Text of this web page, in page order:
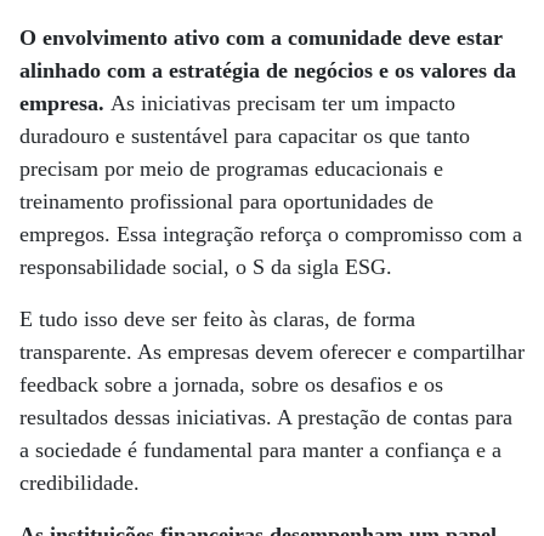
O envolvimento ativo com a comunidade deve estar
alinhado com a estratégia de negócios e os valores da
empresa. As iniciativas precisam ter um impacto
duradouro e sustentável para capacitar os que tanto
precisam por meio de programas educacionais e
treinamento profissional para oportunidades de
empregos. Essa integração reforça o compromisso com a
responsabilidade social, o S da sigla ESG.
E tudo isso deve ser feito às claras, de forma
transparente. As empresas devem oferecer e compartilhar
feedback sobre a jornada, sobre os desafios e os
resultados dessas iniciativas. A prestação de contas para
a sociedade é fundamental para manter a confiança e a
credibilidade.